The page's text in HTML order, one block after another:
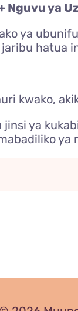
Nguvu ya
ya
hatua
kwako,
ya
ya